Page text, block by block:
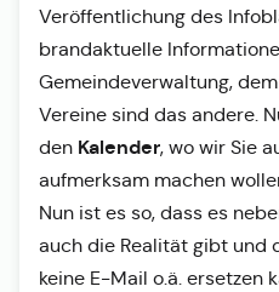
Veröffentlichung des
brandaktuelle
Gemeindeverwaltung,
Vereine sind das andere.
den Kalender, wo wir Sie
aufmerksam machen
Nun ist es so, dass es
auch die Realität gibt und
keine E-Mail o.ä. ersetzen